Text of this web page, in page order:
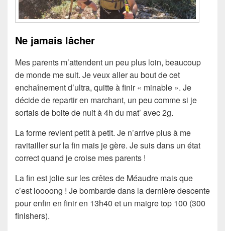
Ne jamais lâcher
Mes parents m’attendent un peu plus loin, beaucoup
de monde me suit. Je veux aller au bout de cet
enchaînement d’ultra, quitte à finir « minable ». Je
décide de repartir en marchant, un peu comme si je
sortais de boite de nuit à 4h du mat’ avec 2g.
La forme revient petit à petit. Je n’arrive plus à me
ravitailler sur la fin mais je gère. Je suis dans un état
correct quand je croise mes parents !
La fin est jolie sur les crêtes de Méaudre mais que
c’est loooong ! Je bombarde dans la dernière descente
pour enfin en finir en 13h40 et un maigre top 100 (300
finishers).